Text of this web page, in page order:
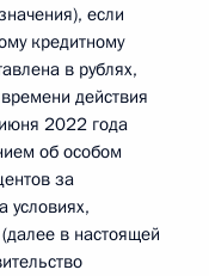
если
кредитному
в рублях,
действия
2022 года
об особом
за
условиях,
в настоящей